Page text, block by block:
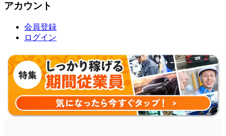
アカウント
会員登録
ログイン